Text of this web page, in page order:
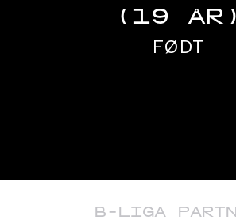
(19 ÅR)
FØDT
B-LIGA